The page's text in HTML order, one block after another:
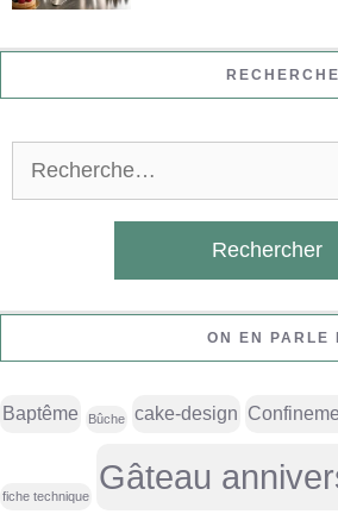
RECHERCHE
ON EN PARLE
Baptême Bûche cake-design
fiche technique Gâteau